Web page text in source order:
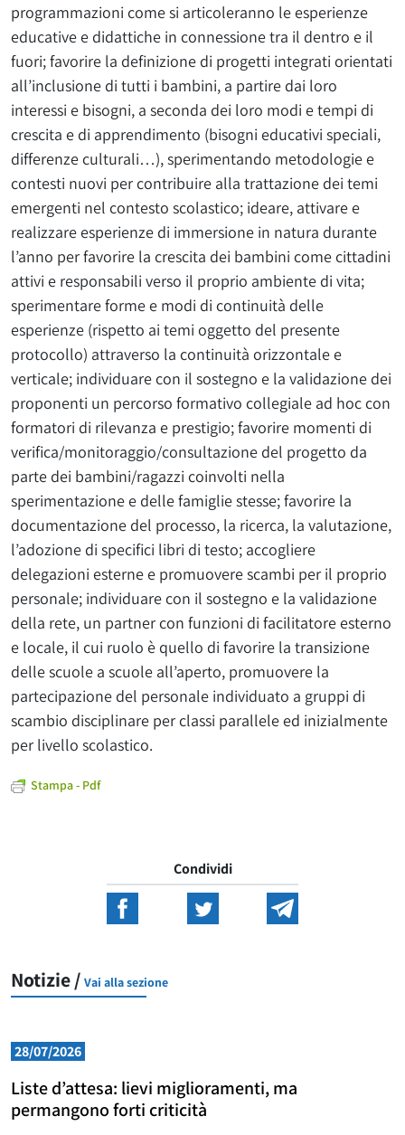
programmazioni come si articoleranno le esperienze
educative e didattiche in connessione tra il dentro e il
fuori; favorire la definizione di progetti integrati orientati
all’inclusione di tutti i bambini, a partire dai loro
interessi e bisogni, a seconda dei loro modi e tempi di
crescita e di apprendimento (bisogni educativi speciali,
differenze culturali…), sperimentando metodologie e
contesti nuovi per contribuire alla trattazione dei temi
emergenti nel contesto scolastico; ideare, attivare e
realizzare esperienze di immersione in natura durante
l’anno per favorire la crescita dei bambini come cittadini
attivi e responsabili verso il proprio ambiente di vita;
sperimentare forme e modi di continuità delle
esperienze (rispetto ai temi oggetto del presente
protocollo) attraverso la continuità orizzontale e
verticale; individuare con il sostegno e la validazione dei
proponenti un percorso formativo collegiale ad hoc con
formatori di rilevanza e prestigio; favorire momenti di
verifica/monitoraggio/consultazione del progetto da
parte dei bambini/ragazzi coinvolti nella
sperimentazione e delle famiglie stesse; favorire la
documentazione del processo, la ricerca, la valutazione,
l’adozione di specifici libri di testo; accogliere
delegazioni esterne e promuovere scambi per il proprio
personale; individuare con il sostegno e la validazione
della rete, un partner con funzioni di facilitatore esterno
e locale, il cui ruolo è quello di favorire la transizione
delle scuole a scuole all’aperto, promuovere la
partecipazione del personale individuato a gruppi di
scambio disciplinare per classi parallele ed inizialmente
per livello scolastico.
Stampa - Pdf
Condividi
Notizie / Vai alla sezione
28/07/2026
Liste d’attesa: lievi miglioramenti, ma
permangono forti criticità